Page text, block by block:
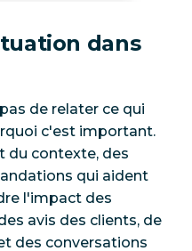
dans
de relater ce qui
c'est important.
du contexte, des
qui aident
l'impact des
avis des clients, de
des conversations